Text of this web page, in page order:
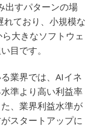
出すパターンの場
れており、小規模な
大きなソフトウェ
目です。
業界では、AIイネ
準より高い利益率
、業界利益水準が
スタートアップに